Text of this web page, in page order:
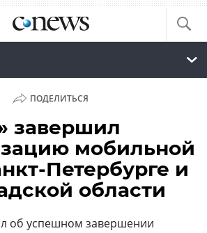
ПОДЕЛИТЬСЯ
завершил
мобильной
Петербурге и
области
об успешном завершении